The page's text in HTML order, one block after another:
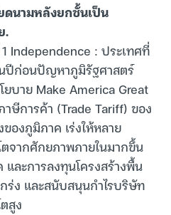
ดนามหลังยกชั้นเป็น
.
Independence : ประเทศที่
ปีก่อนปัญหาภูมิรัฐศาสตร์
บาย Make America Great
ษีการค้า (Trade Tariff) ของ
องภูมิภาค เร่งให้หลาย
จากศักยภาพภายในมากขึ้น
ละการลงทุนโครงสร้างพื้น
ร่ง และสนับสนุนกำไรบริษัท
สูง